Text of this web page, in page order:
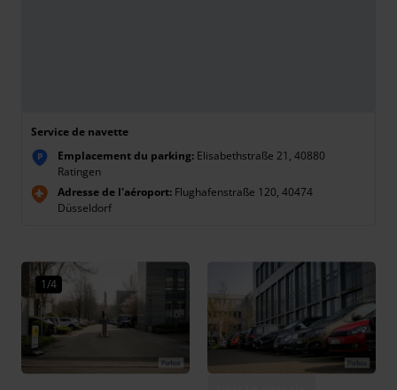
Service de navette
P Emplacement du parking: Elisabethstraße 21, 40880
Ratingen
Adresse de l'aéroport: Flughafenstraße 120, 40474
Düsseldorf
1/4